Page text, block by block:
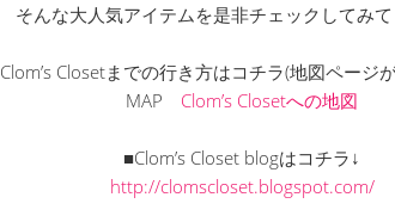
そんな大人気アイテムを是非チェックしてみ
Clom’s Closetまでの行き方はコチラ(地図ページ
MAP Clom’s Closetへの地図
■Clom’s Closet blogはコチラ↓
http://clomscloset.blogspot.com/